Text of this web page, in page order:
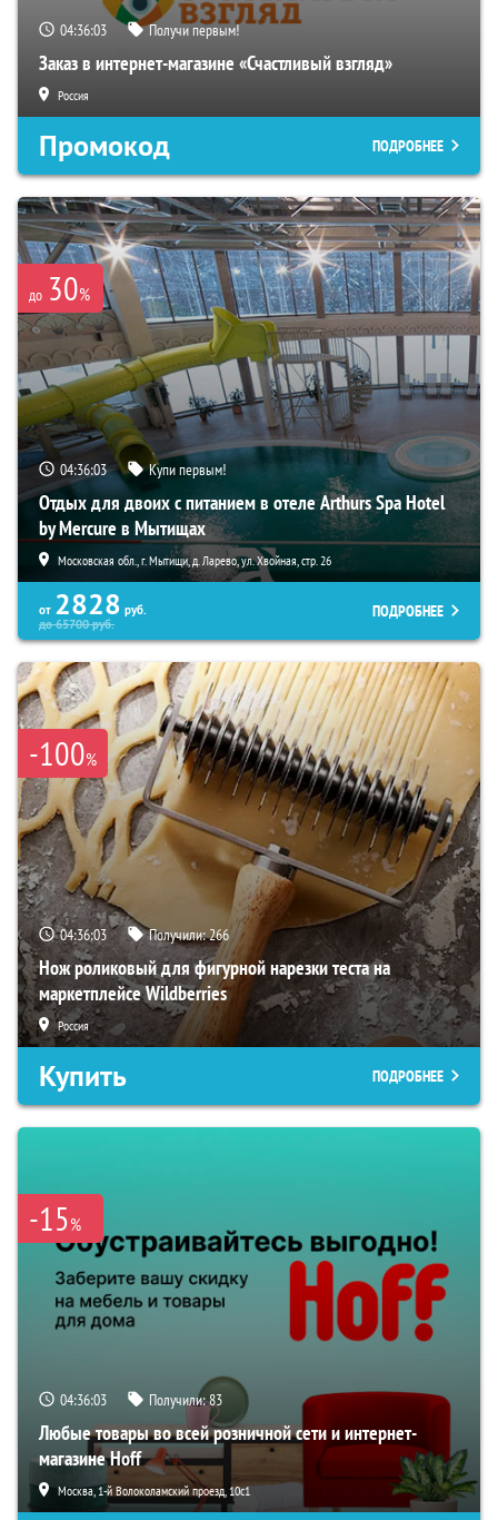
04:36:02 Получи первым!
Заказ в интернет-магазине «Счастливый взгляд»
Россия
Промокод ПОДРОБНЕЕ
до 30%
04:36:02 Купи первым!
Отдых для двоих с питанием в отеле Arthurs Spa Hotel
by Mercure в Мытищах
Московская обл., г. Мытищи, д. Ларево, ул. Хвойная, стр. 26
от 2828 руб.
до65700руб.
ПОДРОБНЕЕ
-100%
04:36:02 Получили:266
Нож роликовый для фигурной нарезки теста на
маркетплейсе Wildberries
Россия
Купить ПОДРОБНЕЕ
-15%
04:36:02 Получили:83
Любые товары во всей розничной сети и интернет-
магазине Hoff
Москва, 1-й Волоколамский проезд, 10с1